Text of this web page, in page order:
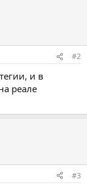
#2
и в
реале
#3